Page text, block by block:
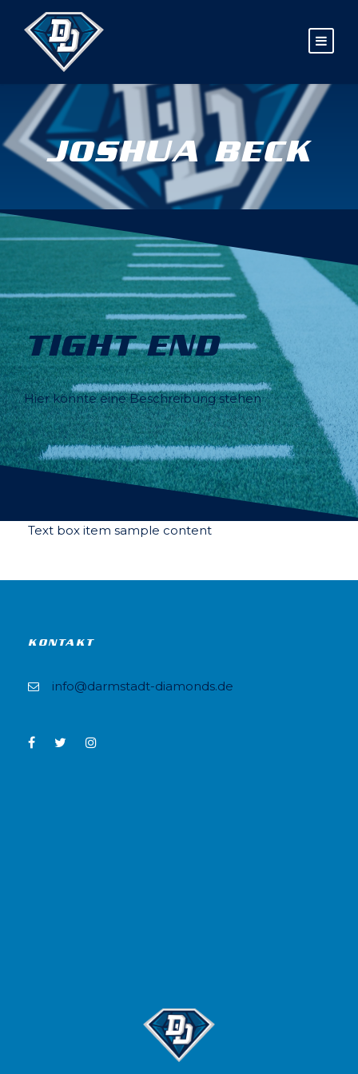
JOSHUA BECK
TIGHT END
Hier könnte eine Beschreibung stehen
Text box item sample content
KONTAKT
info@darmstadt-diamonds.de